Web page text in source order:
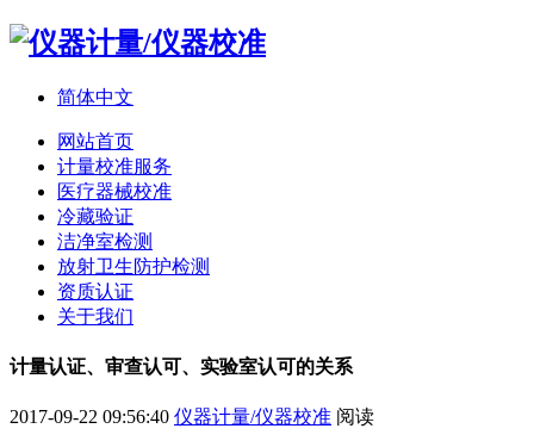
简体中文
网站首页
计量校准服务
医疗器械校准
冷藏验证
洁净室检测
放射卫生防护检测
资质认证
关于我们
计量认证、审查认可、实验室认可的关系
2017-09-22 09:56:40 仪器计量/仪器校准 阅读